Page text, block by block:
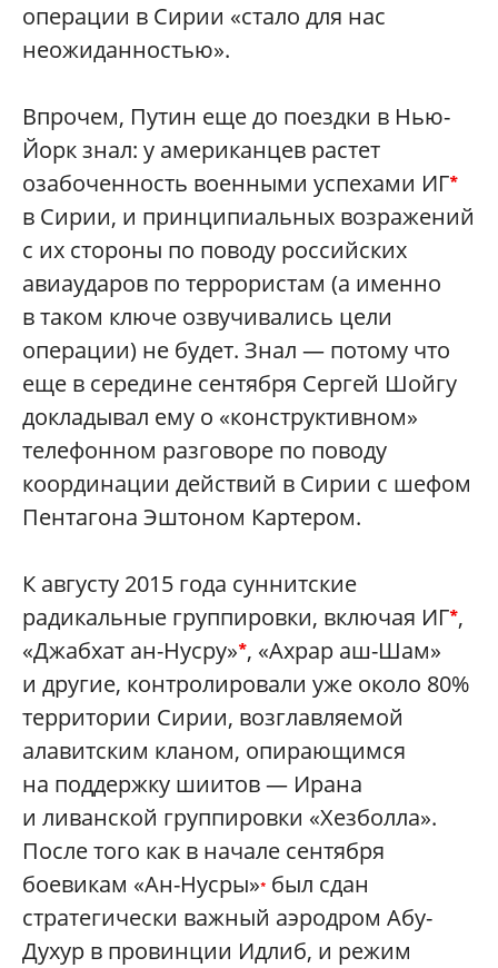
операции в Сирии «стало для нас
неожиданностью».
Впрочем, Путин еще до поездки в Нью-
Йорк знал: у американцев растет
озабоченность военными успехами ИГ*
в Сирии, и принципиальных возражений
с их стороны по поводу российских
авиаударов по террористам (а именно
в таком ключе озвучивались цели
операции) не будет. Знал — потому что
еще в середине сентября Сергей Шойгу
докладывал ему о «конструктивном»
телефонном разговоре по поводу
координации действий в Сирии с шефом
Пентагона Эштоном Картером.
К августу 2015 года суннитские
радикальные группировки, включая ИГ*,
«Джабхат ан-Нусру»*, «Ахрар аш-Шам»
и другие, контролировали уже около 80%
территории Сирии, возглавляемой
алавитским кланом, опирающимся
на поддержку шиитов — Ирана
и ливанской группировки «Хезболла».
После того как в начале сентября
боевикам «Ан-Нусры»* был сдан
стратегически важный аэродром Абу-
Духур в провинции Идлиб, и режим